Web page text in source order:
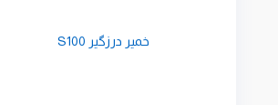
خمیر درزگیر S100